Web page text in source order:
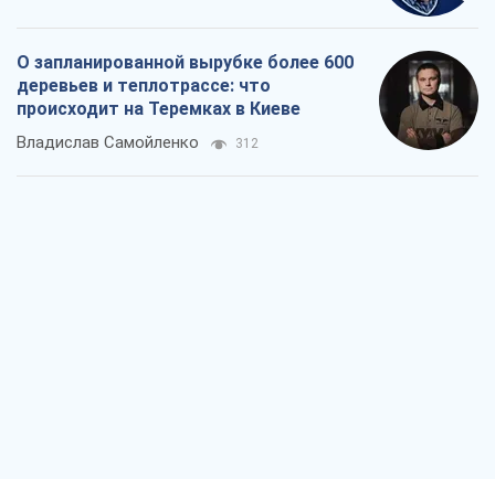
О запланированной вырубке более 600
деревьев и теплотрассе: что
происходит на Теремках в Киеве
Владислав Самойленко 312